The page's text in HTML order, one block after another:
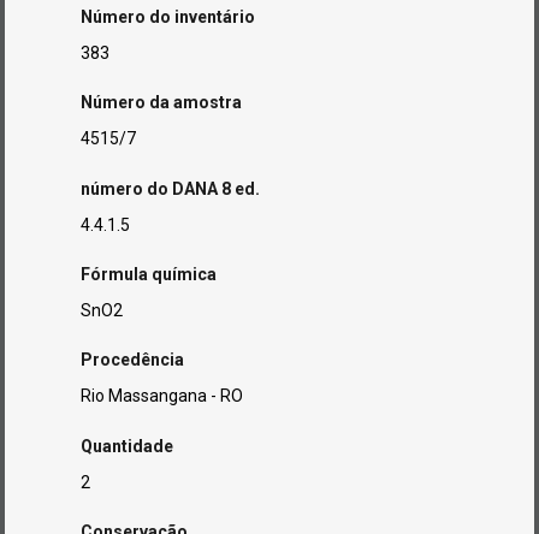
Número do inventário
383
Número da amostra
4515/7
número do DANA 8 ed.
4.4.1.5
Fórmula química
SnO2
Procedência
Rio Massangana - RO
Quantidade
2